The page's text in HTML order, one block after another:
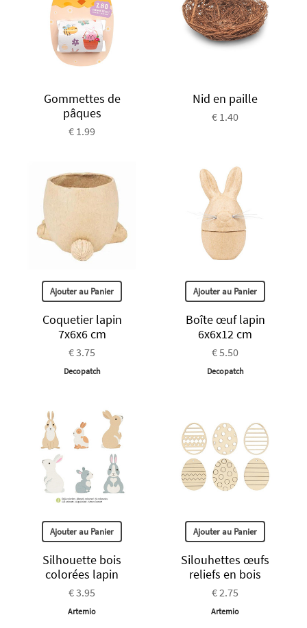
Gommettes de
pâques
€ 1.99
Nid en paille
€ 1.40
Ajouter au Panier
Coquetier lapin
7x6x6 cm
€ 3.75
Decopatch
Ajouter au Panier
Boîte œuf lapin
6x6x12 cm
€ 5.50
Decopatch
Ajouter au Panier
Silhouette bois
colorées lapin
€ 3.95
Artemio
Ajouter au Panier
Silouhettes œufs
reliefs en bois
€ 2.75
Artemio